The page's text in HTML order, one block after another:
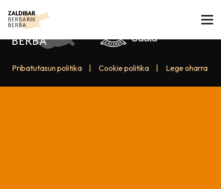
Pribatutasun politika Cookie politika Lege oharra